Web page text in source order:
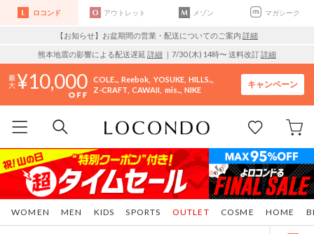
ロコンド アウトレット メゾン マガシーク
【お知らせ】お盆期間の営業・配送についてのご案内 詳細
熊本地震の影響による配送遅延 詳細 ｜7/30 (木) 14時〜 送料改訂詳細
10,000 COLE.. Reebok YOSUKE HILLS..
Z-CRAFT CAWAII mis.. NIKE
キャンペーン
WOMEN MEN KIDS SPORTS COSME HOME
OUTLET